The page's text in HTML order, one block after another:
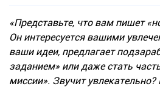
«Представьте, что вам пишет
Он интересуется вашими
ваши идеи, предлагает
заданием» или даже стать
миссии». Звучит